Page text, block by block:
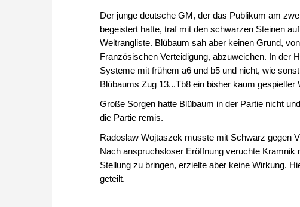
Der junge deutsche GM, der das Publikum am
begeistert hatte, traf mit den schwarzen Steinen
Weltrangliste. Blübaum sah aber keinen Grund,
Französischen Verteidigung, abzuweichen. In der
Systeme mit frühem a6 und b5 und nicht, wie
Blübaums Zug 13...Tb8 ein bisher kaum gespielter
Große Sorgen hatte Blübaum in der Partie nicht
die Partie remis.
Radoslaw Wojtaszek musste mit Schwarz gegen
Nach anspruchsloser Eröffnung veruchte
Stellung zu bringen, erzielte aber keine Wirkung.
geteilt.